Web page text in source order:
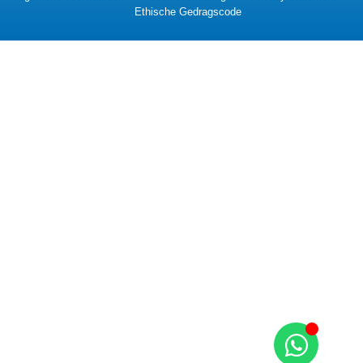
Ethische Gedragscode